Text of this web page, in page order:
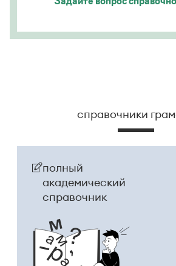
Страница ответа
справочники
полный
академический
справочник